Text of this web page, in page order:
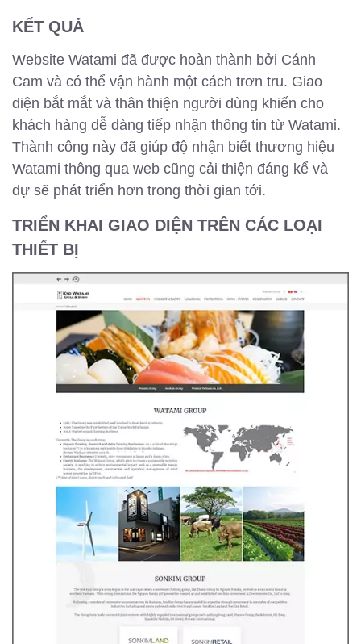
KẾT QUẢ
Website Watami đã được hoàn thành bởi Cánh
Cam và có thể vận hành một cách trơn tru. Giao
diện bắt mắt và thân thiện người dùng khiến cho
khách hàng dễ dàng tiếp nhận thông tin từ Watami.
Thành công này đã giúp độ nhận biết thương hiệu
Watami thông qua web cũng cải thiện đáng kể và
dự sẽ phát triển hơn trong thời gian tới.
TRIỂN KHAI GIAO DIỆN TRÊN CÁC LOẠI
THIẾT BỊ